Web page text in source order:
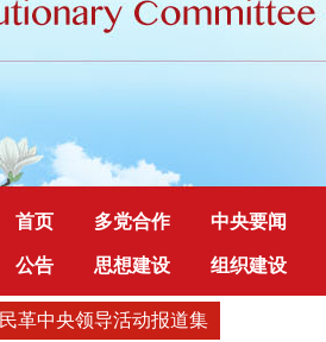
首页 多党合作 中央要闻
公告 思想建设 组织建设
民革中央领导活动报道集